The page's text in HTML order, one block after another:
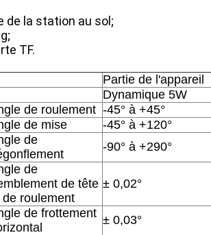
de la station au sol;
TF.
Partie de l'appareil
Dynamique 5W
de roulement -45° à +45°
de mise
-45° à +120°
de
-90° à +290°
de
de tête
de roulement
± 0,02°
de frottement ± 0,03°